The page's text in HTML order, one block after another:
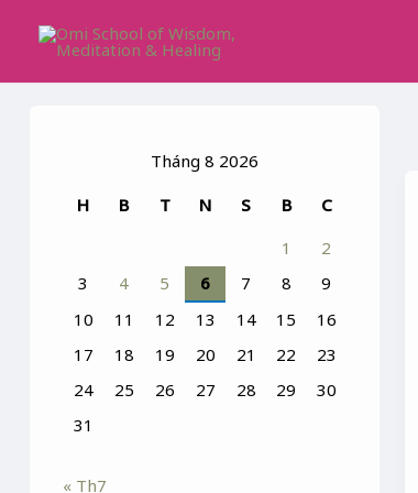
Tháng 8 2026
H
B T N S B
C
1
2
3
4 5 6 7 8
9
10
11 12 13 14 15
16
17
18 19 20 21 22
23
24
25 26 27 28 29
30
31
« Th7